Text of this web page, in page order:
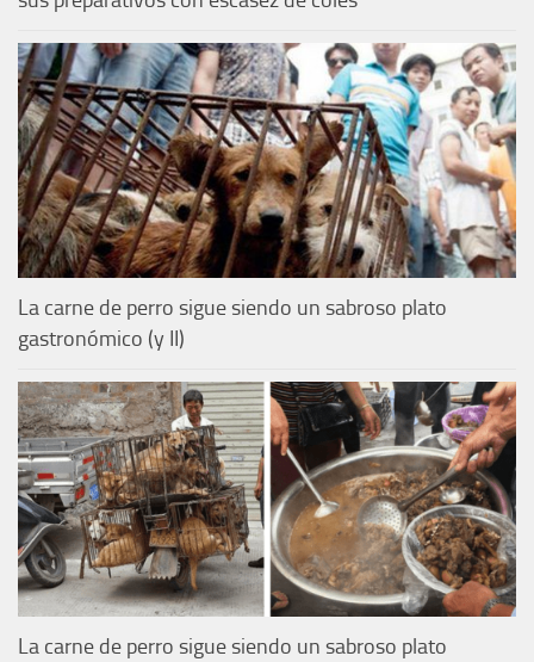
La carne de perro sigue siendo un sabroso plato
gastronómico (y II)
La carne de perro sigue siendo un sabroso plato